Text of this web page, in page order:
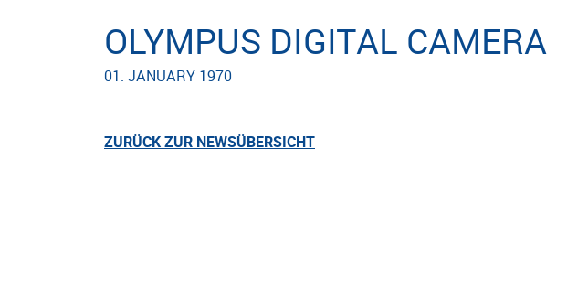
OLYMPUS DIGITAL CAMERA
01. JANUARY 1970
ZURÜCK ZUR NEWSÜBERSICHT